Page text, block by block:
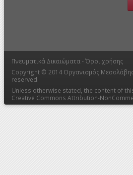
Πνευματικά Δικαιώματα - Όροι χρήσης
Copyright © 2014 Οργανισμός
reserved.
Unless otherwise stated, the content of
Creative Commons Attribution-